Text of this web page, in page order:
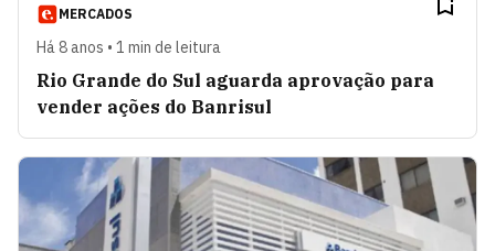
MERCADOS
Há 8 anos • 1 min de leitura
Rio Grande do Sul aguarda aprovação para
vender ações do Banrisul